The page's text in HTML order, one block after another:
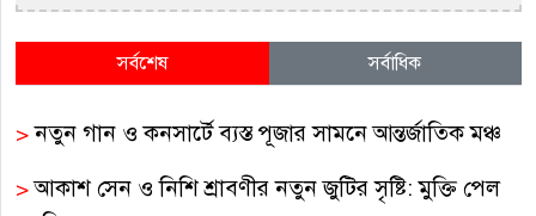
সর্বশেষ সর্বাধিক
>নতুন গান ও কনসার্টে ব্যস্ত পূজার সামনে আন্তর্জাতিক মঞ্চ
>আকাশ সেন ও নিশি শ্রাবণীর নতুন জুটির সৃষ্টি: মুক্তি পেল